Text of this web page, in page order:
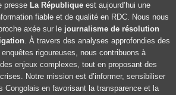
presse La République est aujourd’hui une
fiable et de qualité en RDC. Nous nous
axée sur le journalisme de résolution
. À travers des analyses approfondies des
rigoureuses, nous contribuons à
enjeux complexes, tout en proposant des
Notre mission est d’informer, sensibiliser
Congolais en favorisant la transparence et la